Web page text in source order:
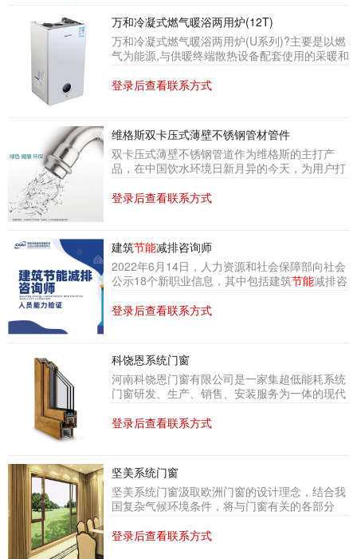
争做业界表率 3.大容量小巧型空调设备 4.多项技
术革新，性能全面突破 5.FLYHIGH冷媒回路设
计，全面提升系统性能 *备注：根据GB21454-
2008《多联式空调（热泵）机组能效限定值
万和冷凝式燃气暖浴两用炉(12T)
万和冷凝式燃气暖浴两用炉(U系列)?主要是以燃
气为能源,与供暖终端散热设备配套使用的采暖和
通过操作面板对壁挂炉运行参数进行设定和调节,
比，全程火力自动精准调节。智能芯片控制出水
流量，实现高效恒温。二级冷凝换热，热效率高
达104%，节能又减排。
登录后查看联系方式
维格斯双卡压式薄壁不锈钢管材管件
双卡压式薄壁不锈钢管道作为维格斯的主打产
品，在中国饮水环境日新月异的今天，为用户打
作用。维格斯产品不但符合优质食品级要求并具
先、高效节能 、健康环保、安全可靠、施工便捷
等突出优势。
登录后查看联系方式
建筑节能减排咨询师
2022年6月14日，人力资源和社会保障部向社会
公示18个新职业信息，其中包括建筑节能减排咨
术，从事建筑及其环境、附属设备测评、调适、
建筑使用功能、能源资源需求、环境质量需求等
工程资料；2.运用建筑能源与环境仿真模拟软件
和检测设备，测评传统建筑、新能源和可再生能
源建筑设计方案实施的能效和排放(含碳排放)情
行方案，验证
登录后查看联系方式
科饶恩系统门窗
河南科饶恩门窗有限公司是一家集超低能耗系统
门窗研发、生产、销售、安装服务为一体的现代
统门窗生产基地和近2万平米的系统门窗展厅，
登录后查看联系方式
坚美系统门窗
坚美系统门窗汲取欧洲门窗的设计理念，结合我
国复杂气候环境条件，将与门窗有关的各部分
工艺、技术支持等）作为一个整体考虑，经过巧
登录后查看联系方式